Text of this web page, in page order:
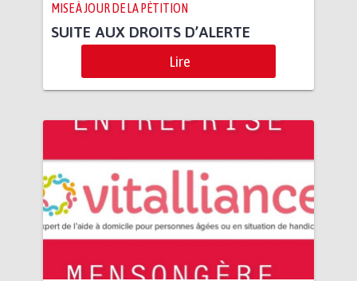
MISE À JOUR DE LA PÉTITION
SUITE AUX DROITS D’ALERTE
Lire